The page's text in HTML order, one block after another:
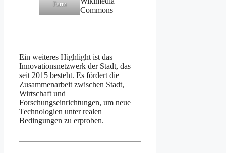
Farm
Commons
Ein weiteres Highlight ist das
Innovationsnetzwerk der Stadt, das
seit 2015 besteht. Es fördert die
Zusammenarbeit zwischen Stadt,
Wirtschaft und
Forschungseinrichtungen, um neue
Technologien unter realen
Bedingungen zu erproben.